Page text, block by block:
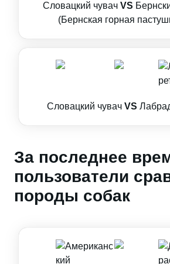
Словацкий чувач VS
(Бернская горная
Словацкий чувач VS
За последнее
пользователи
породы собак